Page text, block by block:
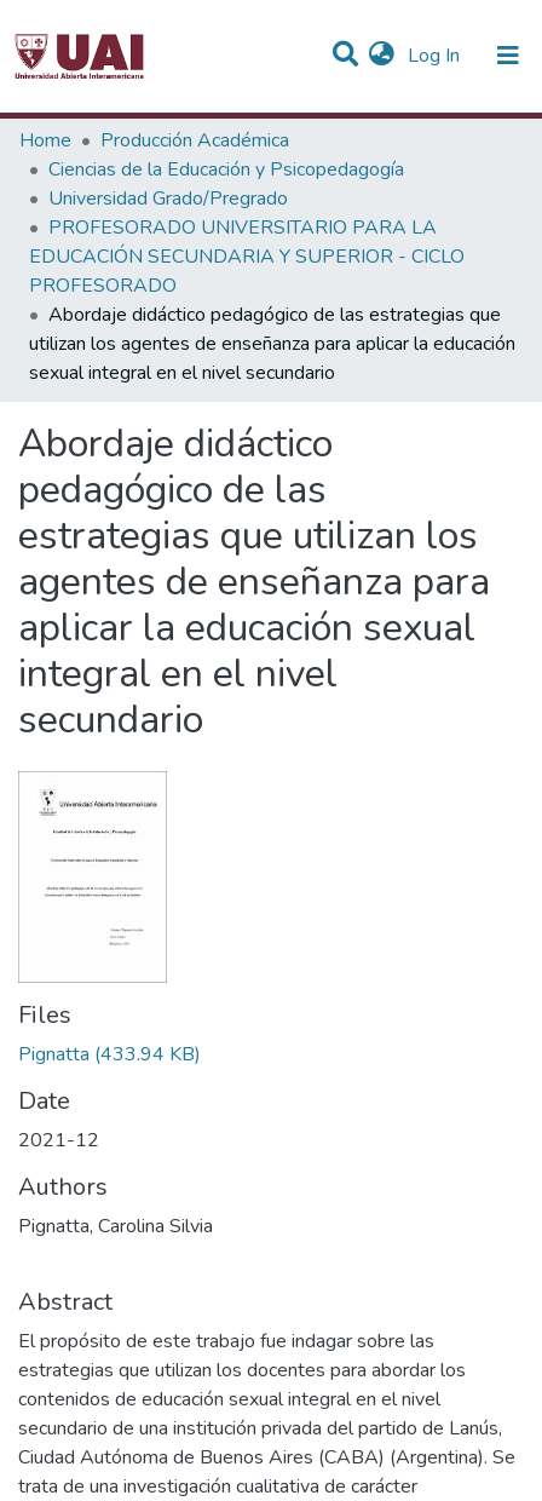
Log In (current)
Statistics
Communities & Collections
All of DSpace
Home
Producción Académica
Ciencias de la Educación y Psicopedagogía
Universidad Grado/Pregrado
PROFESORADO UNIVERSITARIO PARA LA
EDUCACIÓN SECUNDARIA Y SUPERIOR - CICLO
PROFESORADO
Abordaje didáctico pedagógico de las estrategias que
utilizan los agentes de enseñanza para aplicar la educación
sexual integral en el nivel secundario
Abordaje didáctico
pedagógico de las
estrategias que utilizan los
agentes de enseñanza para
aplicar la educación sexual
integral en el nivel
secundario
Files
Pignatta (433.94 KB)
Date
2021-12
Authors
Pignatta, Carolina Silvia
Abstract
El propósito de este trabajo fue indagar sobre las
estrategias que utilizan los docentes para abordar los
contenidos de educación sexual integral en el nivel
secundario de una institución privada del partido de Lanús,
Ciudad Autónoma de Buenos Aires (CABA) (Argentina). Se
trata de una investigación cualitativa de carácter